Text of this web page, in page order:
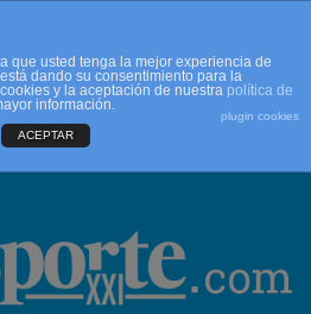
CONTACTO
que usted tenga la mejor experiencia de
dando su consentimiento para la
y la aceptación de nuestra política de
información.
plugin cookies
ACEPTAR